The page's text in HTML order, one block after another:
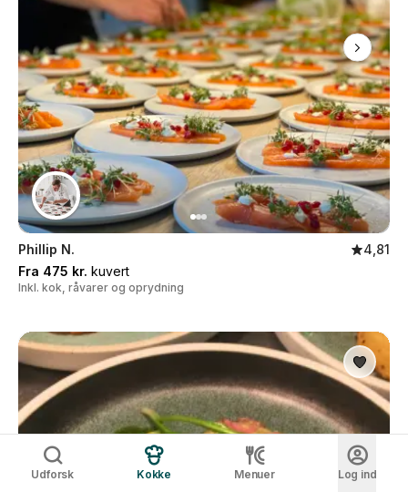
Phillip N.
4,81
Fra 475 kr. kuvert
Inkl. kok, råvarer og oprydning
Udforsk Kokke Menuer Log ind